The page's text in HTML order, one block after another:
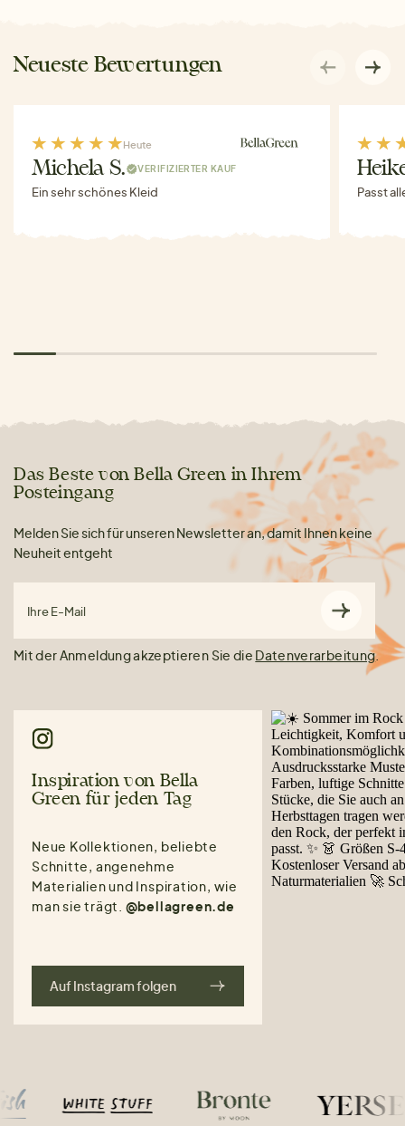
Neueste Bewertungen
Heute
Michela S. VERIFIZIERTER KAUF
Ein sehr schönes Kleid Passt
Das Beste von Bella Green in Ihrem
Posteingang
Melden Sie sich für unseren Newsletter an, damit Ihnen keine
Neuheit entgeht
Ihre E-Mail
Mit der Anmeldung akzeptieren Sie die Datenverarbeitung.
Inspiration von Bella
Green für jeden Tag
Neue Kollektionen, beliebte
Schnitte, angenehme
Materialien und Inspiration, wie
man sie trägt. @bellagreen.de
Auf Instagram folgen